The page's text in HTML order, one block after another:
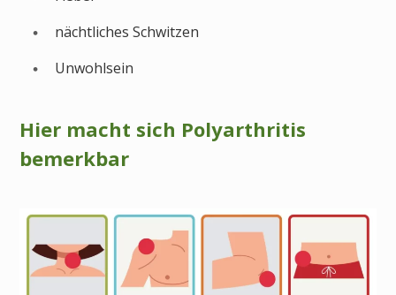
nächtliches Schwitzen
Unwohlsein
Hier macht sich Polyarthritis
bemerkbar